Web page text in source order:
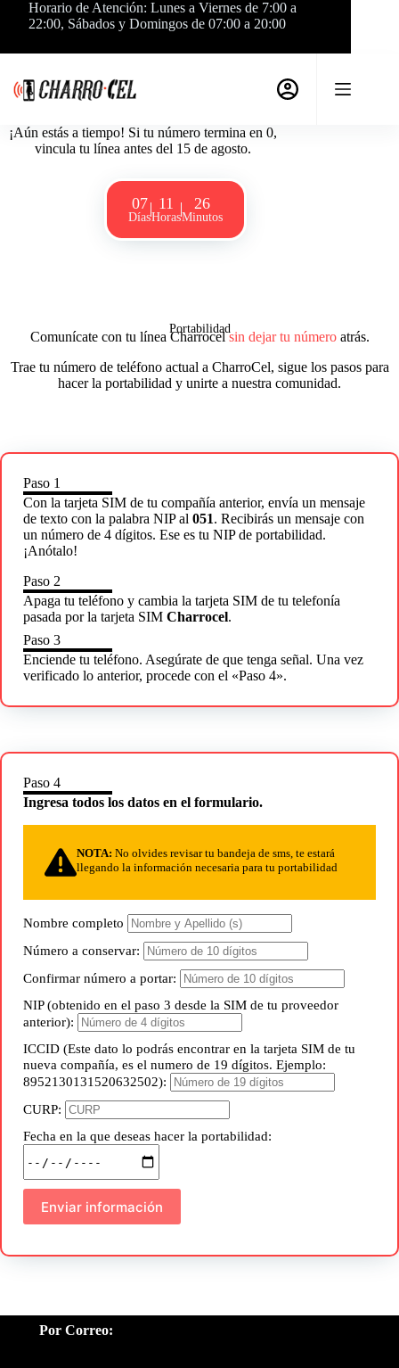
SaltarHorario de Atención: Lunes a Viernes de 7:00 a
22:00, Sábados y Domingos de 07:00 a 20:00
¡Aún estás a tiempo! Si tu número termina en 0,
vincula tu línea antes del 15 de agosto.
07
Días
11
Horas
26
Minutos
Portabilidad
Comunícate con tu línea Charrocelsin dejar tu númeroatrás.
Trae tu número de teléfono actual a CharroCel, sigue los pasos para
hacer la portabilidad y unirte a nuestra comunidad.
Paso 1
Con la tarjeta SIM de tu compañía anterior, envía un mensaje
de texto con la palabra NIP al 051. Recibirás un mensaje con
un número de 4 dígitos. Ese es tu NIP de portabilidad.
¡Anótalo!
Paso 2
Apaga tu teléfono y cambia la tarjeta SIM de tu telefonía
pasada por la tarjeta SIM Charrocel.
Paso 3
Enciende tu teléfono. Asegúrate de que tenga señal. Una vez
verificado lo anterior, procede con el «Paso 4».
Paso 4
Ingresa todos los datos en el formulario.
NOTA: No olvides revisar tu bandeja de sms, te estará
llegando la información necesaria para tu portabilidad
Nombre completo
Número a conservar:
Confirmar número a portar:
NIP (obtenido en el paso 3 desde la SIM de tu proveedor
anterior):
ICCID (Este dato lo podrás encontrar en la tarjeta SIM de tu
nueva compañía, es el numero de 19 dígitos. Ejemplo:
8952130131520632502):
CURP:
Fecha en la que deseas hacer la portabilidad:
Por Correo: